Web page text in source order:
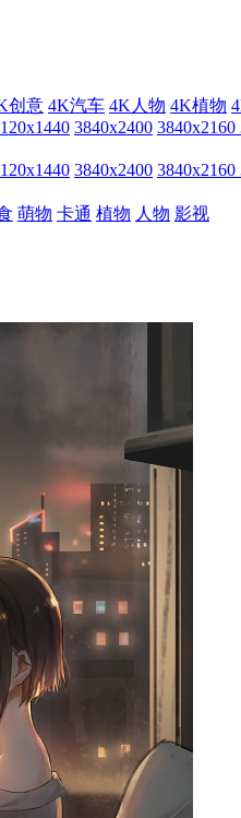
创意 4K汽车 4K人物 4K植物
3840x2400 3840x2160
3840x2400 3840x2160
萌物 卡通 植物 人物 影视